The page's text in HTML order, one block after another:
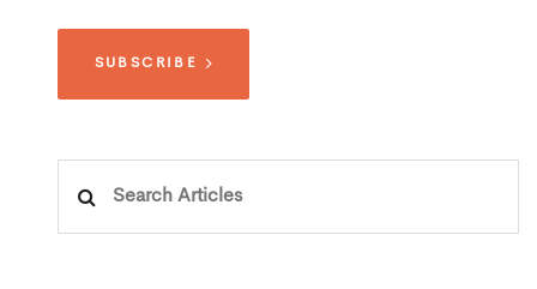
SUBSCRIBE